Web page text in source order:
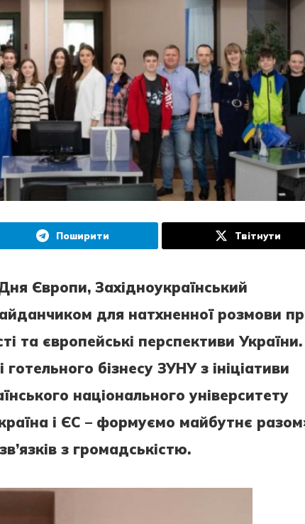
Поширити Твітнути
Європи, Західноукраїнський
для натхненної розмови
та європейські перспективи України.
бізнесу ЗУНУ з ініціативи
національного університету
і ЄС – формуємо майбутнє
з громадськістю.